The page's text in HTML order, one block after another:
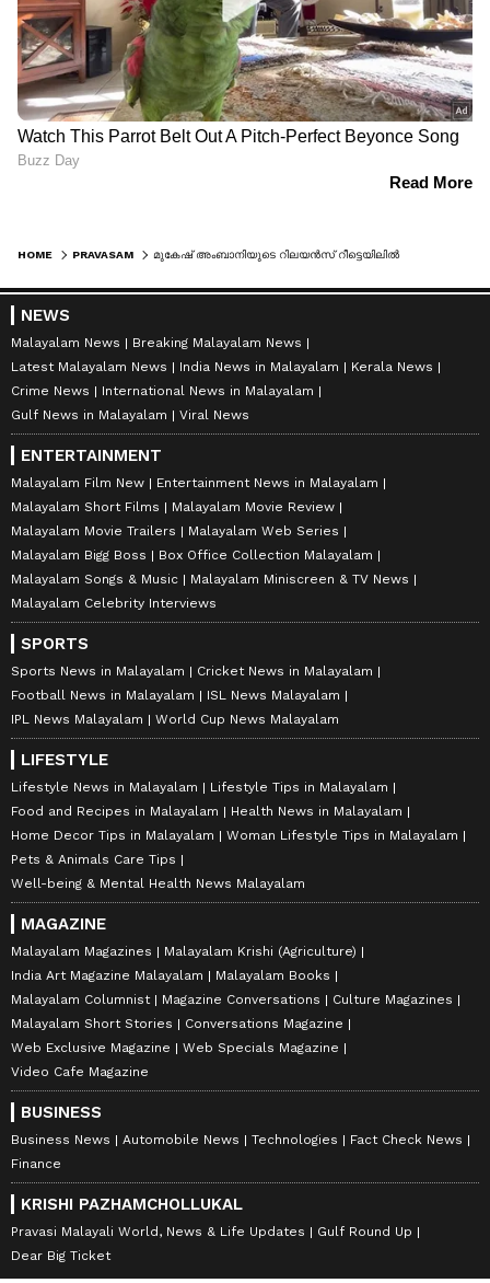
HOME PRAVASAM
NEWS
Malayalam News
Breaking Malayalam News
Latest Malayalam News
India News in Malayalam
Kerala News
Crime News
International News in Malayalam
Gulf News in Malayalam
Viral News
ENTERTAINMENT
Malayalam Film New
Entertainment News in Malayalam
Malayalam Short Films
Malayalam Movie Review
Malayalam Movie Trailers
Malayalam Web Series
Malayalam Bigg Boss
Box Office Collection Malayalam
Malayalam Songs & Music
Malayalam Miniscreen & TV News
Malayalam Celebrity Interviews
SPORTS
Sports News in Malayalam
Cricket News in Malayalam
Football News in Malayalam
ISL News Malayalam
IPL News Malayalam
World Cup News Malayalam
LIFESTYLE
Lifestyle News in Malayalam
Lifestyle Tips in Malayalam
Food and Recipes in Malayalam
Health News in Malayalam
Home Decor Tips in Malayalam
Woman Lifestyle Tips in Malayalam
Pets & Animals Care Tips
Well-being & Mental Health News Malayalam
MAGAZINE
Malayalam Magazines
Malayalam Krishi (Agriculture)
India Art Magazine Malayalam
Malayalam Books
Malayalam Columnist
Magazine Conversations
Culture Magazines
Malayalam Short Stories
Conversations Magazine
Web Exclusive Magazine
Web Specials Magazine
Video Cafe Magazine
BUSINESS
Business News Automobile News Technologies
Fact Check News
Finance
KRISHI PAZHAMCHOLLUKAL
Pravasi Malayali World, News & Life Updates
Gulf Round Up
Dear Big Ticket